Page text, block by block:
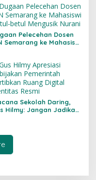
Pelecehan Dosen
Semarang ke Mahasiswi
Sekolah Daring,
Hilmy: Jangan Jadikan